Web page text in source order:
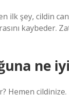
ilk şey, cildin
kaybeder.
ne
Hemen cildinize.